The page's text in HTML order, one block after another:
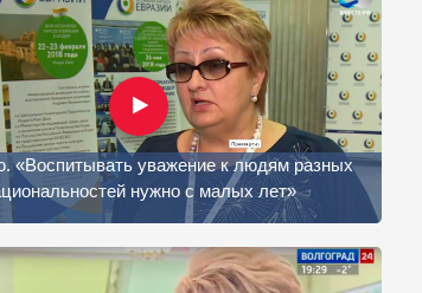
«Воспитывать уважение к людям разных
нужно с малых лет»